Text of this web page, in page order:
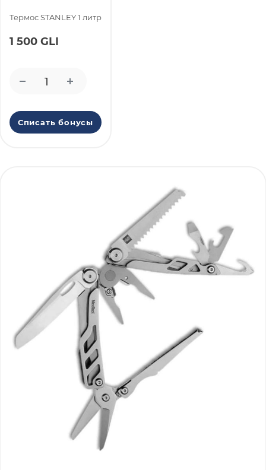
Термоc STANLEY 1 литр
1 500 GLI
Списать бонусы